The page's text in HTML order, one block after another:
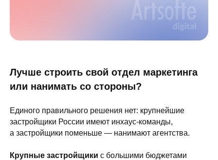
Лучше строить свой отдел маркетинга
или нанимать со стороны?
Единого правильного решения нет: крупнейшие
застройщики России имеют инхаус-команды,
а застройщики поменьше — нанимают агентства.
Крупные застройщики с большими бюджетами